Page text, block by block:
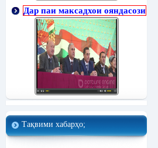
Дар паи максадхои ояндасози
Тақвими хабарҳо;